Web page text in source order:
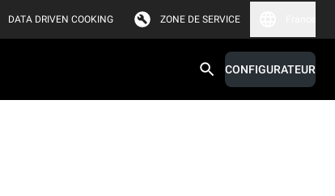
DATA DRIVEN COOKING ZONE DE SERVICE
CONFIGURATEUR